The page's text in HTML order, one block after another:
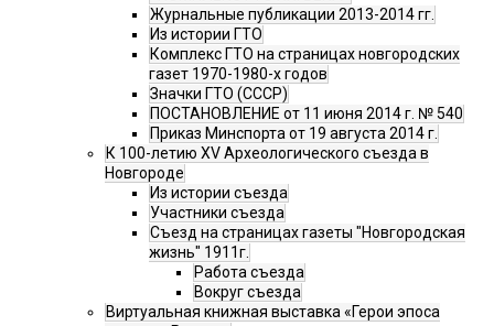
Журнальные публикации 2013-2014 гг.
Из истории ГТО
Комплекс ГТО на страницах новгородских
газет 1970-1980-х годов
Значки ГТО (СССР)
ПОСТАНОВЛЕНИЕ от 11 июня 2014 г. № 540
Приказ Минспорта от 19 августа 2014 г.
К 100-летию XV Археологического съезда в
Новгороде
Из истории съезда
Участники съезда
Cъезд на страницах газеты "Новгородская
жизнь" 1911г.
Работа съезда
Вокруг съезда
Виртуальная книжная выставка «Герои эпоса